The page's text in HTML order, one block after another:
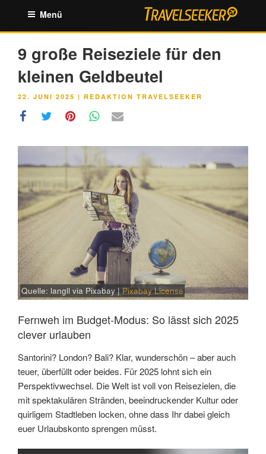
springen
Menü
9 große Reiseziele für den
kleinen Geldbeutel
VERÖFFENTLICHT
22. JUNI 2025 | REDAKTION TRAVELSEEKER
Quelle: langll via Pixabay | Pixabay License
Fernweh im Budget-Modus: So lässt sich 2025
clever urlauben
Santorini? London? Bali? Klar, wunderschön – aber auch
teuer, überfüllt oder beides. Für 2025 lohnt sich ein
Perspektivwechsel. Die Welt ist voll von Reisezielen, die
mit spektakulären Stränden, beeindruckender Kultur oder
quirligem Stadtleben locken, ohne dass Ihr dabei gleich
euer Urlaubskonto sprengen müsst.